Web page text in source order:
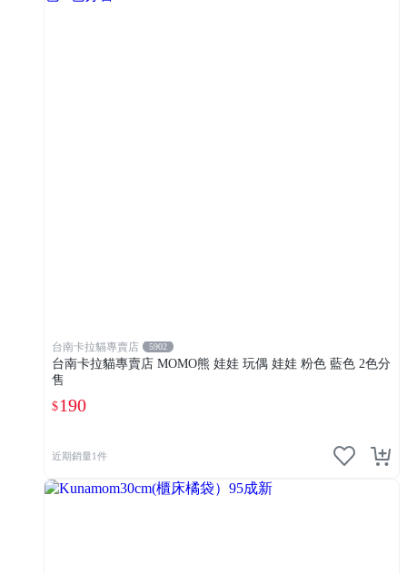
台南卡拉貓專賣店 5902
台南卡拉貓專賣店 MOMO熊 娃娃 玩偶 娃娃 粉色 藍色 2色分
售
$190
近期銷量1件